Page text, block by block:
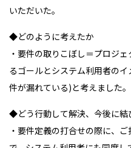
いただいた。
◆どのように考えたか
・要件の取りこぼし＝プロジ
るゴールとシステム利用者の
件が漏れている)と考えました。
◆どう行動して解決、今後に結
・要件定義の打合せの際に、